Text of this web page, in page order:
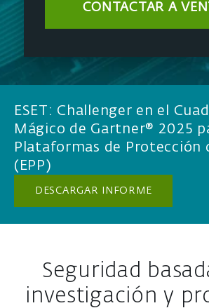
CONTACTAR A
ESET: Challenger en el
Mágico de Gartner® 2025
Plataformas de Protección
(EPP)
DESCARGAR INFORME
Seguridad
investigación y